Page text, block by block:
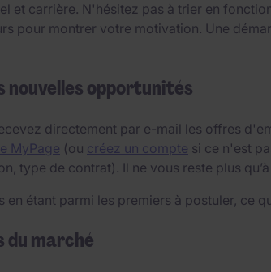
et carrière. N'hésitez pas à trier en
pour montrer votre motivation. Une
nouvelles opportunités
directement par e-mail les offres
MyPage (ou créez un compte si ce n'est
type de contrat). Il ne vous reste plus
étant parmi les premiers à postuler, ce
du marché